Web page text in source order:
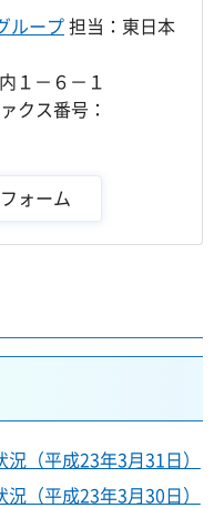
ループ担当：東日本
１－６－１
クス番号：
（平成23年3月31日）
（平成23年3月30日）